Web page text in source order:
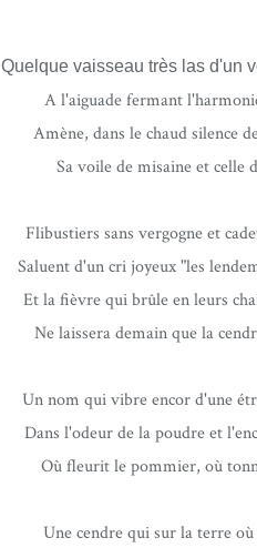
Quelque vaisseau très las d'un
A l'aiguade fermant
Amène, dans le chaud silence
Sa voile de misaine et celle
Flibustiers sans vergogne et
Saluent d'un cri joyeux "les
Et la fièvre qui brûle en leurs
Ne laissera demain que la
Un nom qui vibre encor d'une
Dans l'odeur de la poudre et
Où fleurit le pommier, où
Une cendre qui sur la terre